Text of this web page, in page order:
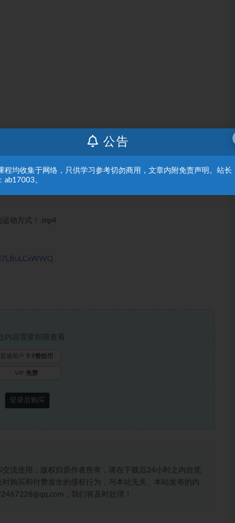
运动方式！.mp4
内容需要权限查看
普通用户 9.9赞助币
VIP 免费
登录后购买
流使用，版权归原作者所有，请在下载后24小时之内自觉
购买和付费发生的侵权行为，与本站无关。本站发布的内
，我们将及时处理！
公告
程均收集于网络，只供学习参考切勿商用，文章内附免责声明。站长
ab17003。